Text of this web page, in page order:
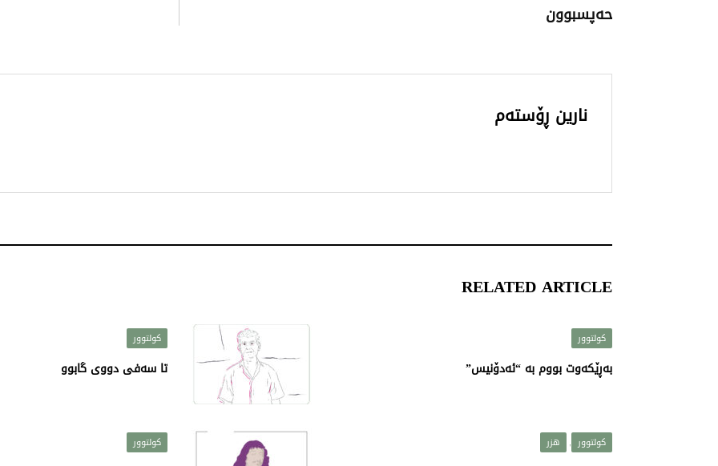
حەپسبوون
نارین ڕۆستەم
RELATED ARTICLE
کولتوور
تا سەفی دووی گابوو
کولتوور
بەڕێكەوت بووم بە “ئەدۆنیس”
کولتوور کولتوور , هزر